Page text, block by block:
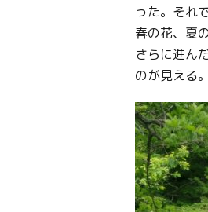
った。それ
春の花、夏
さらに進ん
のが見える。